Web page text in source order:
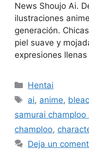
News Shoujo Ai.
ilustraciones
generación.
piel suave y
expresiones
Categorías
Hentai
Etiquetas
ai, anime,
samurai
champloo,
Deja un